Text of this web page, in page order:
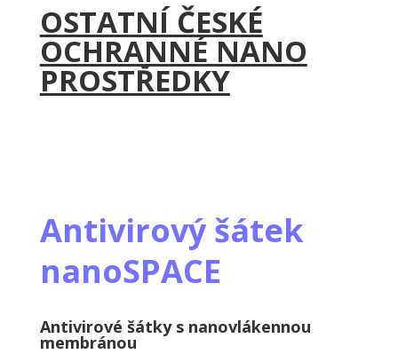
OSTATNÍ ČESKÉ
OCHRANNÉ NANO
PROSTŘEDKY
Antivirový šátek
nanoSPACE
Antivirové šátky s nanovlákennou
membránou